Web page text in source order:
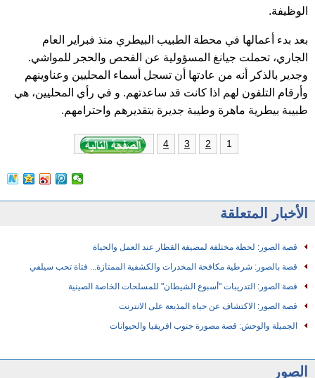
الوظيفة.
بعد بدء أعمالها في محطة الطبيب البيطري منذ فبراير العام
الجاري، تحملت جيانغ المسؤولية عن الفحص والحجر للمواشي.
وجدير بالذكر أنه من عادتها أن تسجل أسماء المحليين وعناوينهم
وأرقام التلفون لهم اذا كانت قد ساعدتهم. و في رأي المحليين، هي
طبيبة بيطرية ماهرة وطيبة جديرة بتقديرهم واحترامهم.
1
2
3
4
الأخبار المتعلقة
قصة الصور: لحظة مختلفة لمضيفة القطار عند العمل والحياة
قصة بالصور: شرطية مكافحة المخدرات والكشفية الممتازة... فتاة تحب سيلفي
قصة الصور: التدريبات "أسبوع الشيطان" للمسلحات الخاصة الصينية
قصة الصور: الاكتشاف عن حياة المذيعة على الانترنت
الجميلة والوحش: قصة مصورة جنوب افريقيا والحيوانات
الصور